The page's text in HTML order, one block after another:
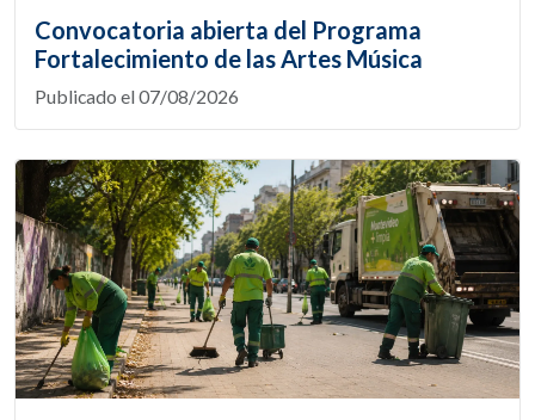
Convocatoria abierta del Programa
Fortalecimiento de las Artes Música
Publicado el 07/08/2026